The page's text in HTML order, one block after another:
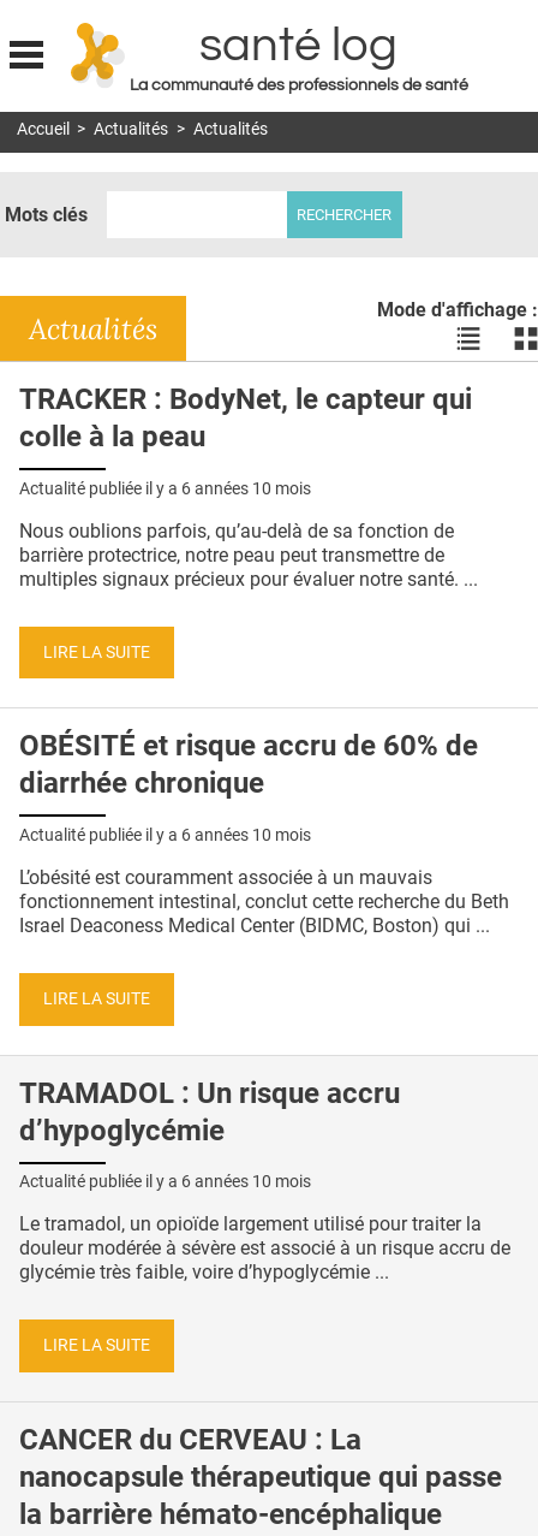
Jump to navigation
santé log
La communauté des professionnels de santé
MON COMPTE
DOSSIERS
RÉSEAUX
E-REVUE SAD
QUI SOMMES-NOUS ?
CONDITIONS GÉNÉRALES
CRÉDITS
Accueil > Actualités > Actualités
Mots clés
Mode d'affichage :
Voir
les
en
les
Actualités
TRACKER : BodyNet, le capteur qui
colle à la peau
Actualité publiée il y a 6 années 10 mois
Nous oublions parfois, qu’au-delà de sa fonction de
barrière protectrice, notre peau peut transmettre de
multiples signaux précieux pour évaluer notre santé. ...
LIRE LA SUITE
OBÉSITÉ et risque accru de 60% de
diarrhée chronique
Actualité publiée il y a 6 années 10 mois
L’obésité est couramment associée à un mauvais
fonctionnement intestinal, conclut cette recherche du Beth
Israel Deaconess Medical Center (BIDMC, Boston) qui ...
LIRE LA SUITE
TRAMADOL : Un risque accru
d’hypoglycémie
Actualité publiée il y a 6 années 10 mois
Le tramadol, un opioïde largement utilisé pour traiter la
douleur modérée à sévère est associé à un risque accru de
glycémie très faible, voire d’hypoglycémie ...
LIRE LA SUITE
CANCER du CERVEAU : La
nanocapsule thérapeutique qui passe
la barrière hémato-encéphalique